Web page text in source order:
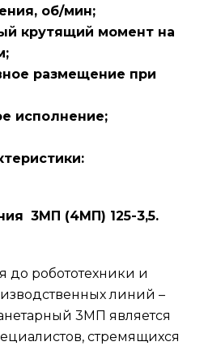
об/мин;
крутящий момент на
размещение при
исполнение;
3МП (4МП) 125-3,5.
до робототехники и
линий –
3МП является
стремящихся